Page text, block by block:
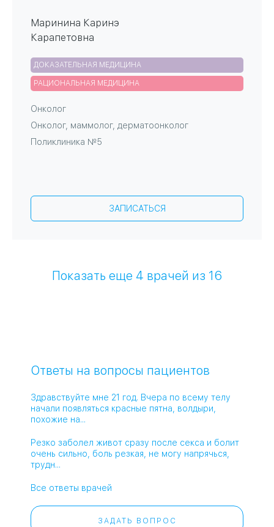
Маринина Каринэ
Карапетовна
ДОКАЗАТЕЛЬНАЯ МЕДИЦИНА
РАЦИОНАЛЬНАЯ МЕДИЦИНА
Онколог
Онколог, маммолог, дерматоонколог
Поликлиника №5
ЗАПИСАТЬСЯ
Показать еще 4 врачей из 16
Ответы на вопросы пациентов
Здравствуйте мне 21 год. Вчера по всему телу
начали появляться красные пятна, волдыри,
похожие на...
Резко заболел живот сразу после секса и болит
очень сильно, боль резкая, не могу напрячься,
трудн...
Все ответы врачей
ЗАДАТЬ ВОПРОС